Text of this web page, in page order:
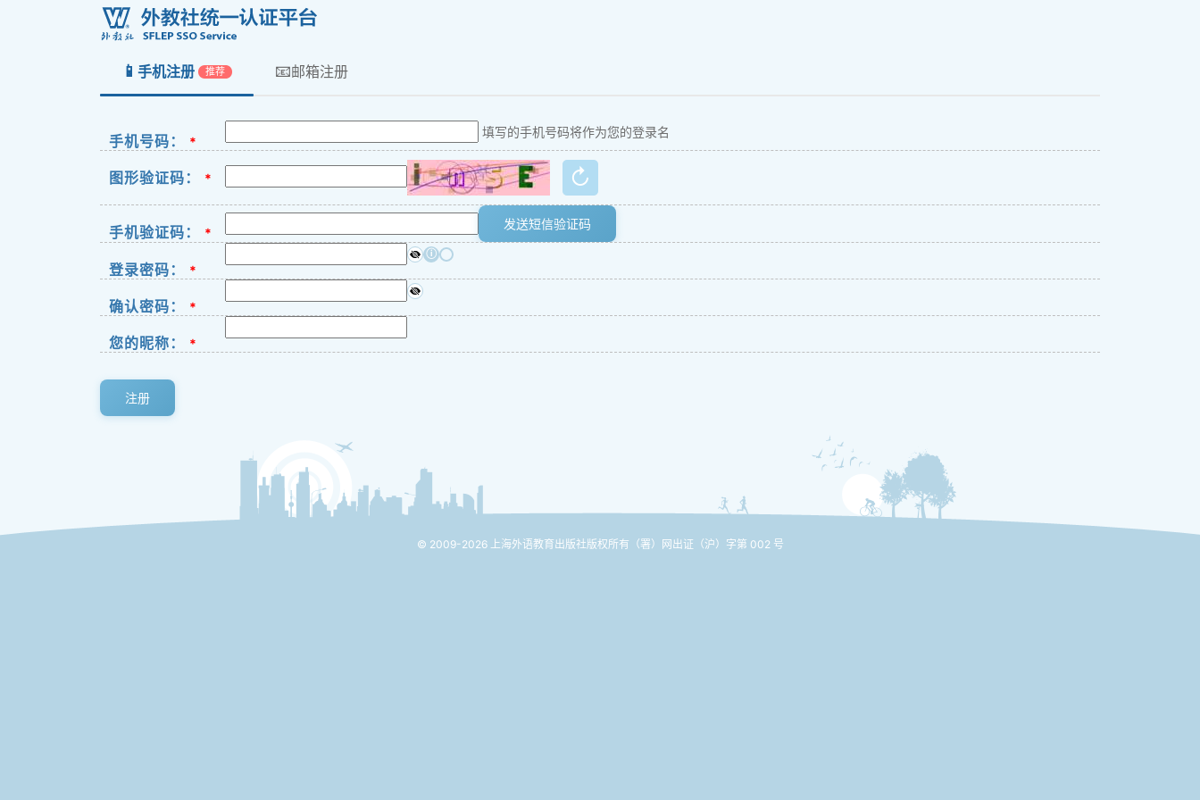
📱 手机注册 推荐 📧邮箱注册
手机号码： *
填写的手机号码将作为您的登录名
图形验证码： * ↻
手机验证码： *
发送短信验证码
登录密码： *
ⓘ
确认密码： *
您的昵称： *
注册
© 2009-2026 上海外语教育出版社版权所有 （署）网出证（沪）字第 002 号